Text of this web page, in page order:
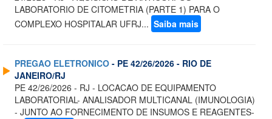
LABORATORIO DE CITOMETRIA (PARTE 1) PARA O
COMPLEXO HOSPITALAR UFRJ... Saiba mais
PREGAO ELETRONICO - PE 42/26/2026 - RIO DE
JANEIRO/RJ
PE 42/26/2026 - RJ - LOCACAO DE EQUIPAMENTO
LABORATORIAL- ANALISADOR MULTICANAL (IMUNOLOGIA)
- JUNTO AO FORNECIMENTO DE INSUMOS E REAGENTES-